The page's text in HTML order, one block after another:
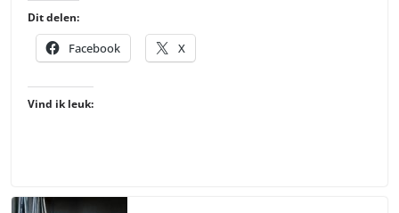
Dit delen:
Facebook X
Vind ik leuk: